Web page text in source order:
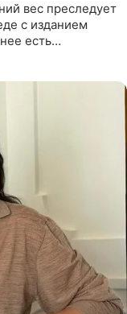
вес преследует
с изданием
есть